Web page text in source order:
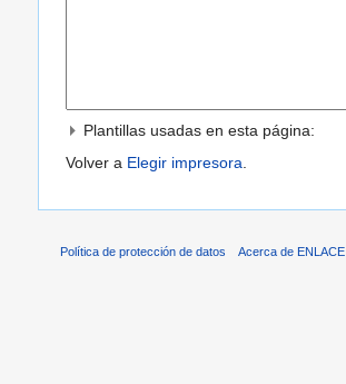
Plantillas usadas en esta página:
Volver a Elegir impresora.
Política de protección de datos Acerca de ENLACE